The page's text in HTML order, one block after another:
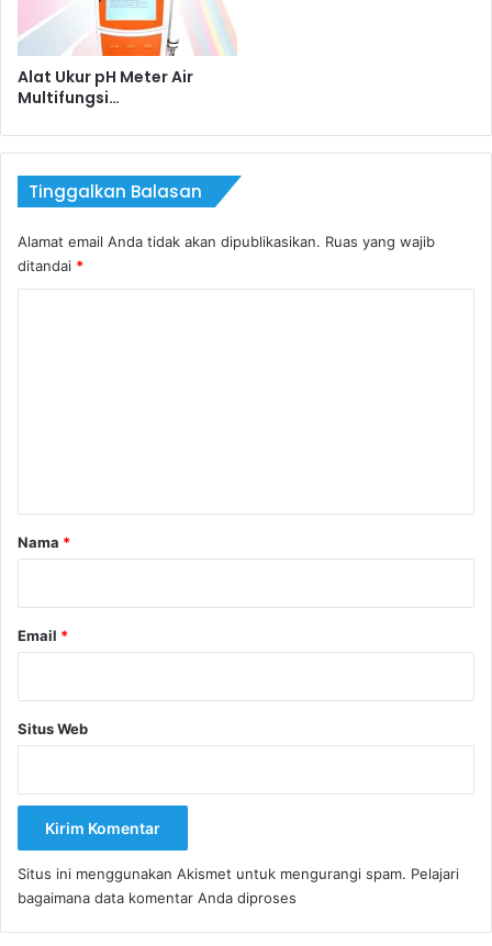
Alat Ukur pH Meter Air
Multifungsi…
Tinggalkan Balasan
Alamat email Anda tidak akan dipublikasikan. Ruas yang wajib
ditandai *
rNama *
Email *
Situs Web
Situs ini menggunakan Akismet untuk mengurangi spam. Pelajari
bagaimana data komentar Anda diproses